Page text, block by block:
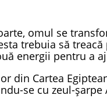
omul se
trebuia să
energii pentru a
din Cartea
se cu zeul-șarpe